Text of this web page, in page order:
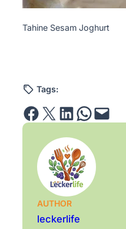
Tahine Sesam Joghurt
Tags:
Share on Facebook Email this Page Share on LinkedIn Share on WhatsApp Email this Page
AUTHOR
leckerlife